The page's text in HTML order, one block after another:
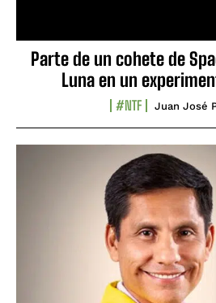
Parte de un cohete de
Luna en un
#NTF Juan José